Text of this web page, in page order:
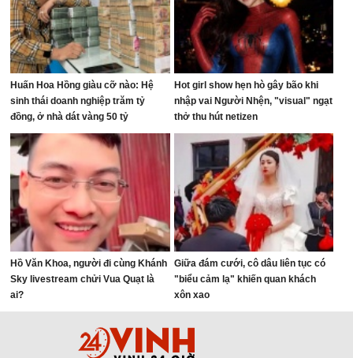
Huấn Hoa Hồng giàu cỡ nào: Hệ
sinh thái doanh nghiệp trăm tỷ
đồng, ở nhà dát vàng 50 tỷ
Hot girl show hẹn hò gây bão khi
nhập vai Người Nhện, "visual" ngạt
thở thu hút netizen
Hồ Văn Khoa, người đi cùng Khánh
Sky livestream chửi Vua Quạt là
ai?
Giữa đám cưới, cô dâu liên tục có
"biểu cảm lạ" khiến quan khách
xôn xao